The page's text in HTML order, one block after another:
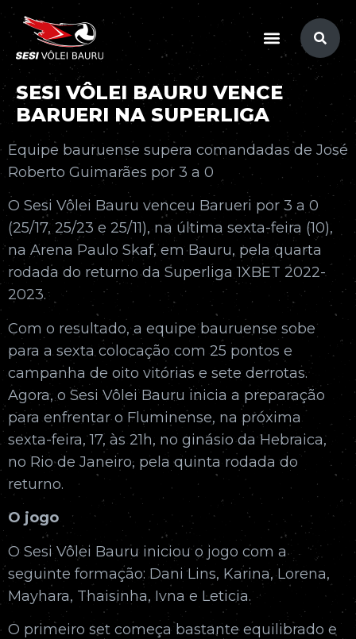
conteúdo
SESI VÔLEI BAURU VENCE
BARUERI NA SUPERLIGA
Equipe bauruense supera comandadas de José
Roberto Guimarães por 3 a 0
O Sesi Vôlei Bauru venceu Barueri por 3 a 0
(25/17, 25/23 e 25/11), na última sexta-feira (10),
na Arena Paulo Skaf, em Bauru, pela quarta
rodada do returno da Superliga 1XBET 2022-
2023.
Com o resultado, a equipe bauruense sobe
para a sexta colocação com 25 pontos e
campanha de oito vitórias e sete derrotas.
Agora, o Sesi Vôlei Bauru inicia a preparação
para enfrentar o Fluminense, na próxima
sexta-feira, 17, às 21h, no ginásio da Hebraica,
no Rio de Janeiro, pela quinta rodada do
returno.
O jogo
O Sesi Vôlei Bauru iniciou o jogo com a
seguinte formação: Dani Lins, Karina, Lorena,
Mayhara, Thaisinha, Ivna e Leticia.
O primeiro set começa bastante equilibrado e